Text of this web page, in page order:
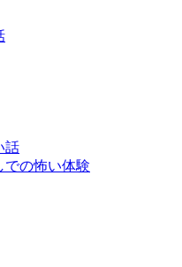
話
での怖い体験